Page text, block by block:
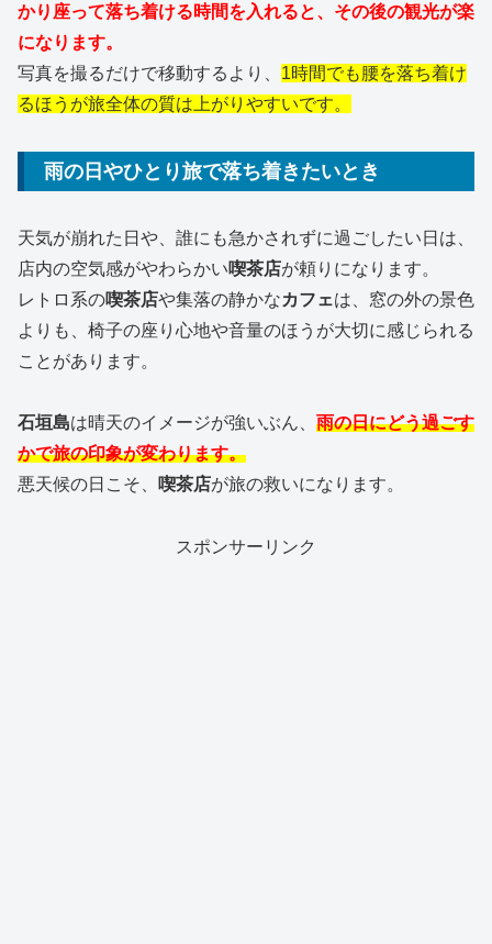
かり座って落ち着ける時間を入れると、その後の観光が楽
になります。
写真を撮るだけで移動するより、 1時間でも腰を落ち着け
るほうが旅全体の質は上がりやすいです。
雨の日やひとり旅で落ち着きたいとき
天気が崩れた日や、誰にも急かされずに過ごしたい日は、
店内の空気感がやわらかい喫茶店が頼りになります。
レトロ系の喫茶店や集落の静かなカフェは、窓の外の景色
よりも、椅子の座り心地や音量のほうが大切に感じられる
ことがあります。
石垣島は晴天のイメージが強いぶん、 雨の日にどう過ごす
かで旅の印象が変わります。
悪天候の日こそ、
喫茶店が旅の救いになります。
スポンサーリンク